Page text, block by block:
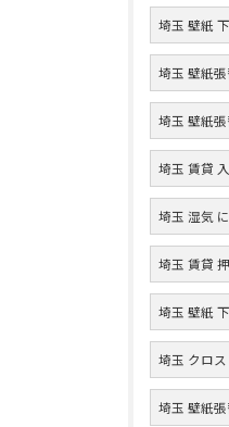
埼玉 壁紙
埼玉 壁紙
埼玉 壁紙
埼玉 賃貸
埼玉 湿気
埼玉 賃貸
埼玉 壁紙
埼玉 クロ
埼玉 壁紙